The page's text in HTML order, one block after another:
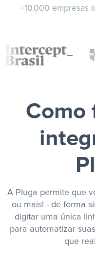
+10.000 empresas
Como
A Pluga permite que
ou mais! - de forma
digitar uma única
para automatizar
que